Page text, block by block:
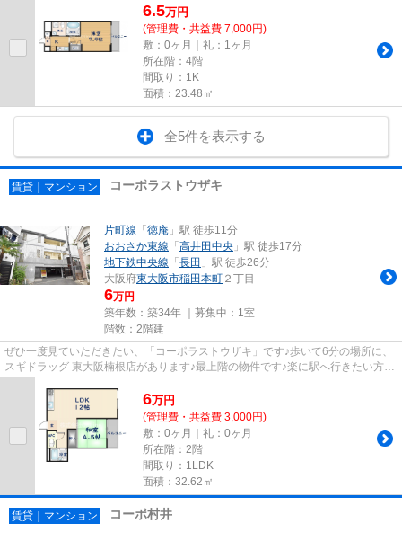
6.5万円
(管理費・共益費 7,000円)
敷：0ヶ月｜礼：1ヶ月
所在階：4階
間取り：1K
面積：23.48㎡
全5件を表示する
賃貸｜マンション コーポラストウザキ
片町線 「徳庵 」駅 徒歩11分
おおさか東線 「高井田中央 」駅 徒歩17分
地下鉄中央線 「長田 」駅 徒歩26分
大阪府東大阪市稲田本町 ２丁目
6万円
築年数：築34年 ｜募集中： 1室
階数：2階建
ぜひ一度見ていただきたい、「コーポラストウザキ」です♪歩いて6分の場所に、
スギドラッグ 東大阪楠根店があります♪最上階の物件です♪楽に駅へ行きたい方に
は駅まで平坦な物件がおすす...
6万円
(管理費・共益費 3,000円)
敷：0ヶ月｜礼：0ヶ月
所在階：2階
間取り：1LDK
面積：32.62㎡
賃貸｜マンション コーポ村井